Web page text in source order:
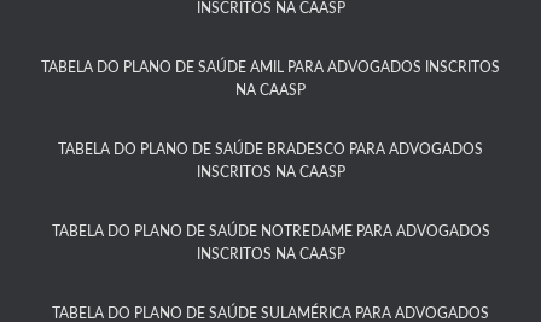
INSCRITOS NA CAASP​
TABELA DO PLANO DE SAÚDE AMIL PARA ADVOGADOS INSCRITOS
NA CAASP​
TABELA DO PLANO DE SAÚDE BRADESCO PARA ADVOGADOS
INSCRITOS NA CAASP​
TABELA DO PLANO DE SAÚDE NOTREDAME PARA ADVOGADOS
INSCRITOS NA CAASP
TABELA DO PLANO DE SAÚDE SULAMÉRICA PARA ADVOGADOS